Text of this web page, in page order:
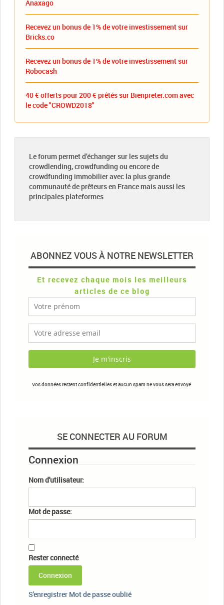
Anaxago
Recevez un bonus de 1% de votre investissement sur
Bricks.co
Recevez un bonus de 1% de votre investissement sur
Robocash
40 € offerts pour 200 € prêtés sur Bienpreter.com avec
le code "CROWD2018"
Le forum permet d’échanger sur les sujets du
crowdlending, crowdfunding ou encore de
crowdfunding immobilier avec la plus grande
communauté de prêteurs en France mais aussi les
principales plateformes
ABONNEZ VOUS À NOTRE NEWSLETTER
Et recevez chaque mois les meilleurs
articles de ce blog
Vos données restent confidentielles et aucun spam ne vous sera envoyé.
SE CONNECTER AU FORUM
Connexion
Nom d'utilisateur:
Mot de passe:
Rester connecté
Connexion
S'enregistrer Mot de passe oublié